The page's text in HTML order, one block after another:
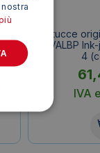
Cartucce
123VALBP
4
IVA